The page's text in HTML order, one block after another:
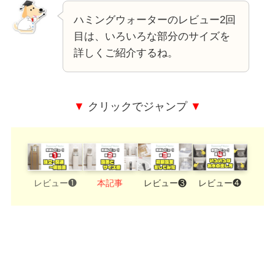
ハミングウォーターのレビュー2回
目は、いろいろな部分のサイズを
詳しくご紹介するね。
▼ クリックでジャンプ ▼
レビュー❶ 本記事 レビュー❸ レビュー❹